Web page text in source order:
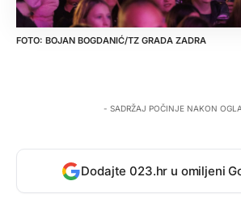
BOJAN BOGDANIĆ/TZ GRADA ZADRA
- SADRŽAJ POČINJE NAKON
Dodajte 023.hr u omiljeni